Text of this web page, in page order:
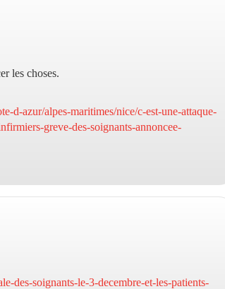
les choses.
d-azur/alpes-maritimes/nice/c-est-une-attaque-
greve-des-soignants-annoncee-
des-soignants-le-3-decembre-et-les-patients-